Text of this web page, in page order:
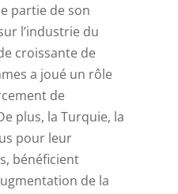
partie de son
l’industrie du
croissante de
a joué un rôle
de
plus, la Turquie, la
pour leur
bénéficient
de la